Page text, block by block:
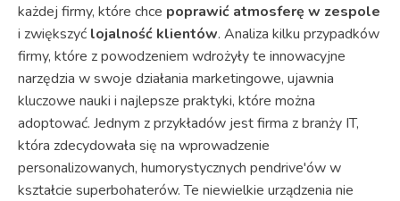
każdej firmy, które chce poprawić atmosferę w zespole
i zwiększyć lojalność klientów. Analiza kilku przypadków
firmy, które z powodzeniem wdrożyły te innowacyjne
narzędzia w swoje działania marketingowe, ujawnia
kluczowe nauki i najlepsze praktyki, które można
adoptować. Jednym z przykładów jest firma z branży IT,
która zdecydowała się na wprowadzenie
personalizowanych, humorystycznych pendrive'ów w
kształcie superbohaterów. Te niewielkie urządzenia nie